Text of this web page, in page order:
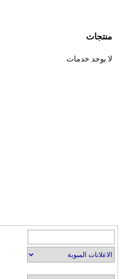
منتجات
لا يوجد خدمات